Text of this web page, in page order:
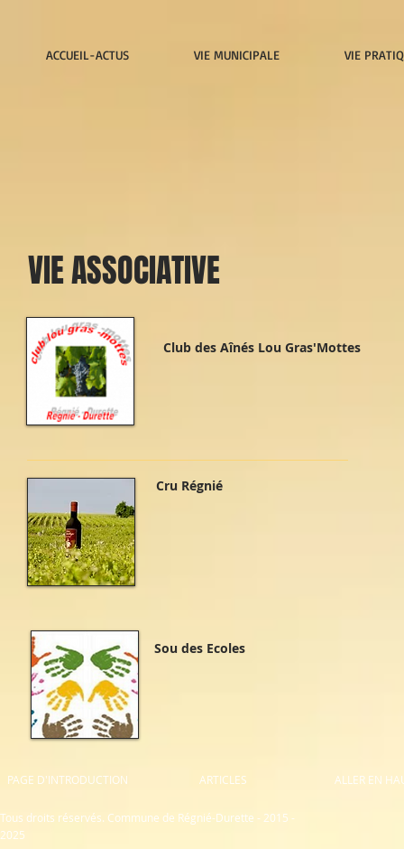
ACCUEIL-ACTUS VIE MUNICIPALE VIE
VIE ASSOCIATIVE
Club des Aînés Lou Gras'Mottes
Cru Régnié
Sou des Ecoles
PAGE D'INTRODUCTION ARTICLES ALLER EN
Tous droits réservés. Commune de Régnié-Durette - 2015 -
2025